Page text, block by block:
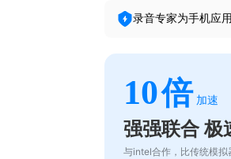
录音专家为手机应
10倍 加速
强强联合 极
与intel合作，比传统模拟